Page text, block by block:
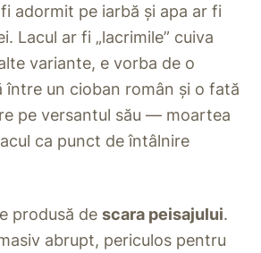
adormit pe iarbă și apa ar fi
Lacul ar fi „lacrimile” cuiva
variante, e vorba de o
între un cioban român și o fată
pe versantul său — moartea
ca punct de întâlnire
produsă de scara peisajului.
abrupt, periculos pentru